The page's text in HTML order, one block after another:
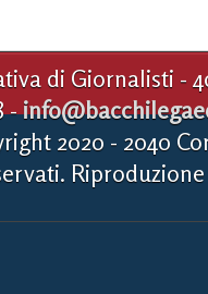
di Giornalisti -
-
2020 - 2040